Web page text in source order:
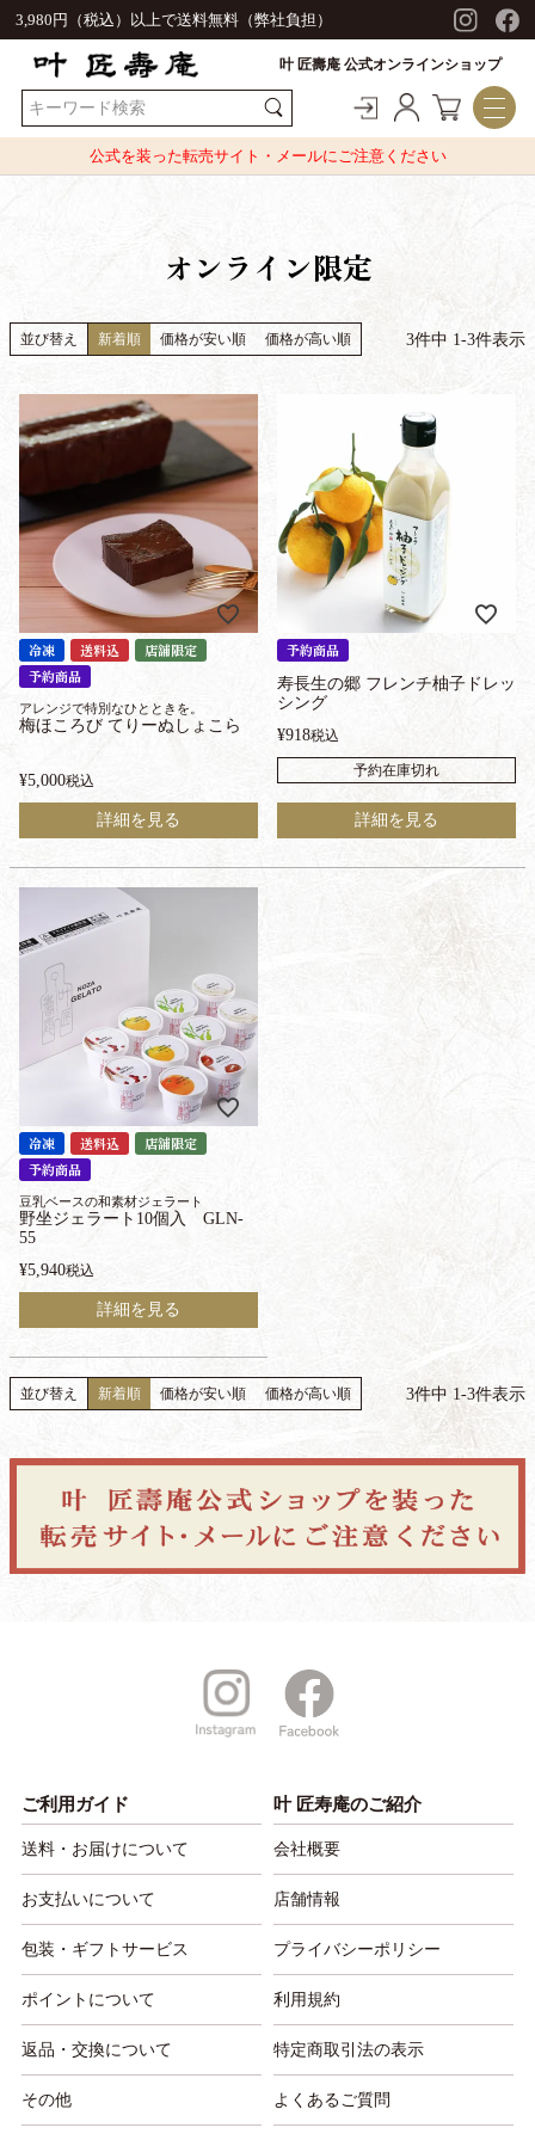
3,980円（税込）以上で送料無料（弊社負担）
叶 匠壽庵 公式オンラインショップ
公式を装った転売サイト・メールにご注意ください
オンライン限定
並び替え 新着順 価格が安い順 価格が高い順 3件中 1-3件表示
冷凍 送料込
店舗限定
予約商品
アレンジで特別なひとときを。
梅ほころび てりーぬしょこら
¥5,000税込
詳細を見る
予約商品
寿長生の郷 フレンチ柚子ドレッ
シング
¥918税込
予約在庫切れ
詳細を見る
冷凍 送料込
店舗限定
予約商品
豆乳ベースの和素材ジェラート
野坐ジェラート10個入 GLN-
55
¥5,940税込
詳細を見る
並び替え 新着順 価格が安い順 価格が高い順 3件中 1-3件表示
ご利用ガイド
送料・お届けについて
お支払いについて
包装・ギフトサービス
ポイントについて
返品・交換について
その他
叶 匠寿庵のご紹介
会社概要
店舗情報
プライバシーポリシー
利用規約
特定商取引法の表示
よくあるご質問